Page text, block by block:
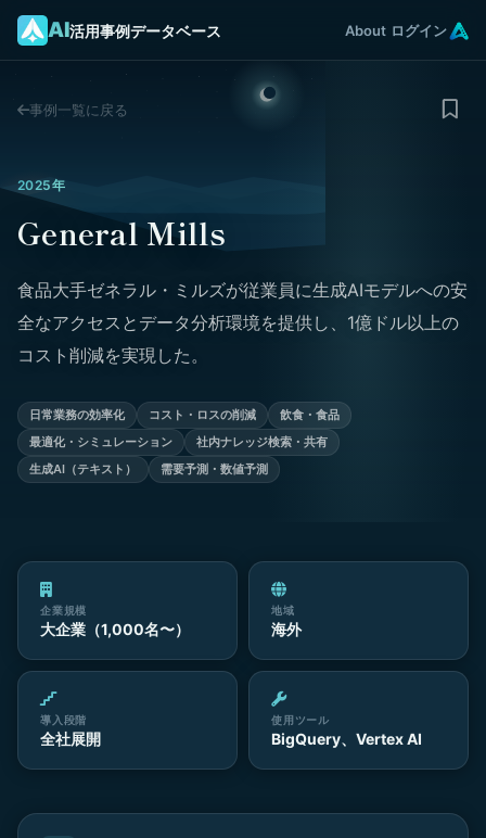
AI活用事例データベース About ログイン
事例一覧に戻る
2025年
General Mills
食品大手ゼネラル・ミルズが従業員に生成AIモデルへの安
全なアクセスとデータ分析環境を提供し、1億ドル以上の
コスト削減を実現した。
日常業務の効率化 コスト・ロスの削減
飲食・食品
最適化・シミュレーション
社内ナレッジ検索・共有
生成AI（テキスト）
需要予測・数値予測
企業規模
大企業（1,000名〜）
地域
海外
導入段階
全社展開
使用ツール
BigQuery、Vertex AI